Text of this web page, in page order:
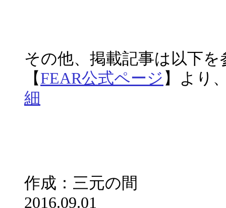
その他、掲載記
【FEAR公式ページ 】より
細
作成：三元の間
2016.09.01